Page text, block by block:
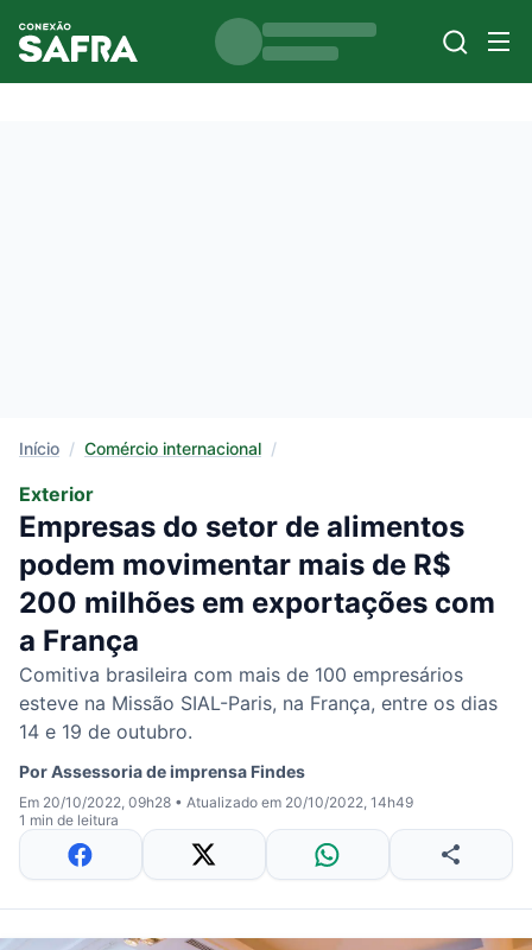
Início / Comércio internacional /
Exterior
Empresas do setor de alimentos
podem movimentar mais de R$
200 milhões em exportações com
a França
Comitiva brasileira com mais de 100 empresários
esteve na Missão SIAL-Paris, na França, entre os dias
14 e 19 de outubro.
PorAssessoria de imprensa Findes
Em 20/10/2022, 09h28 • Atualizado em 20/10/2022, 14h49
1 min de leitura